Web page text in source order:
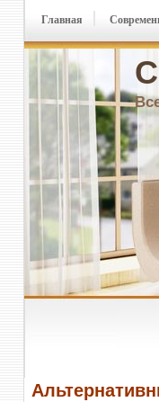
Главная